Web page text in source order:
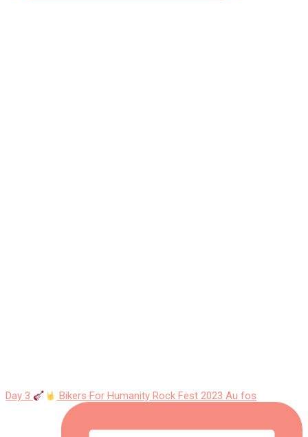
Day 3 Bikers For Humanity Rock Fest 2023 Au fos